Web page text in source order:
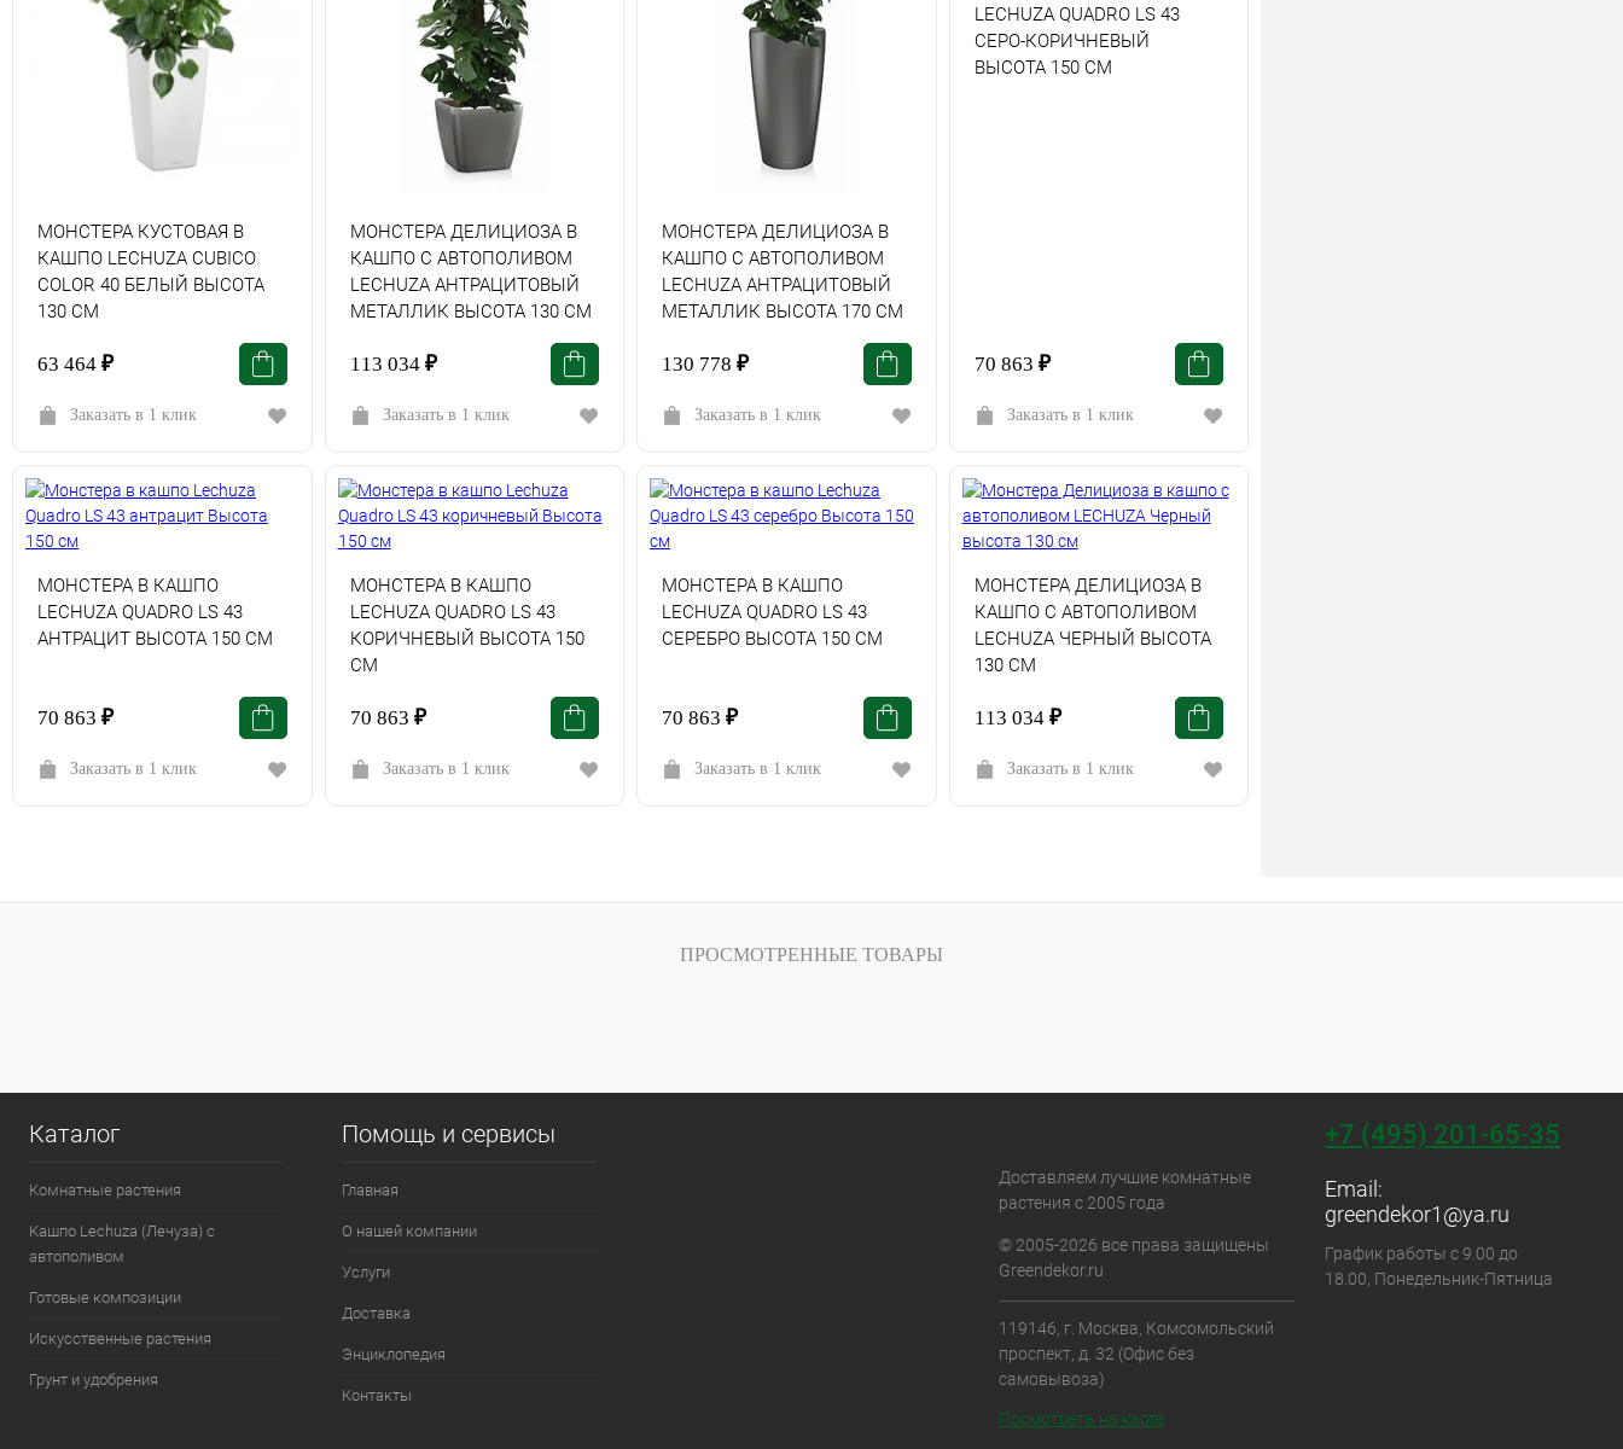
МОНСТЕРА КУСТОВАЯ В
КАШПО LECHUZA CUBICO
COLOR 40 БЕЛЫЙ ВЫСОТА
130 СМ
63 464 ₽
Заказать в 1 клик
МОНСТЕРА ДЕЛИЦИОЗА В
КАШПО С АВТОПОЛИВОМ
LECHUZA АНТРАЦИТОВЫЙ
МЕТАЛЛИК ВЫСОТА 130 СМ
113 034 ₽
Заказать в 1 клик
МОНСТЕРА ДЕЛИЦИОЗА В
КАШПО С АВТОПОЛИВОМ
LECHUZA АНТРАЦИТОВЫЙ
МЕТАЛЛИК ВЫСОТА 170 СМ
130 778 ₽
Заказать в 1 клик
LECHUZA QUADRO LS 43
СЕРО-КОРИЧНЕВЫЙ
ВЫСОТА 150 СМ
70 863 ₽
Заказать в 1 клик
МОНСТЕРА В КАШПО
LECHUZA QUADRO LS 43
АНТРАЦИТ ВЫСОТА 150 СМ
70 863 ₽
Заказать в 1 клик
МОНСТЕРА В КАШПО
LECHUZA QUADRO LS 43
КОРИЧНЕВЫЙ ВЫСОТА 150
СМ
70 863 ₽
Заказать в 1 клик
МОНСТЕРА В КАШПО
LECHUZA QUADRO LS 43
СЕРЕБРО ВЫСОТА 150 СМ
70 863 ₽
Заказать в 1 клик
МОНСТЕРА ДЕЛИЦИОЗА В
КАШПО С АВТОПОЛИВОМ
LECHUZA ЧЕРНЫЙ ВЫСОТА
130 СМ
113 034 ₽
Заказать в 1 клик
ПРОСМОТРЕННЫЕ ТОВАРЫ
Каталог
Комнатные растения
Кашпо Lechuza (Лечуза) с
автополивом
Готовые композиции
Искусственные растения
Грунт и удобрения
Помощь и сервисы
Главная
О нашей компании
Услуги
Доставка
Энциклопедия
Контакты
Доставляем лучшие комнатные
растения с 2005 года
© 2005-2026 все права защищены
Greendekor.ru
119146, г. Москва, Комсомольский
проспект, д. 32 (Офис без
самовывоза)
Посмотреть на карте
+7 (495) 201-65-35
Email:
greendekor1@ya.ru
График работы с 9.00 до
18.00, Понедельник-Пятница